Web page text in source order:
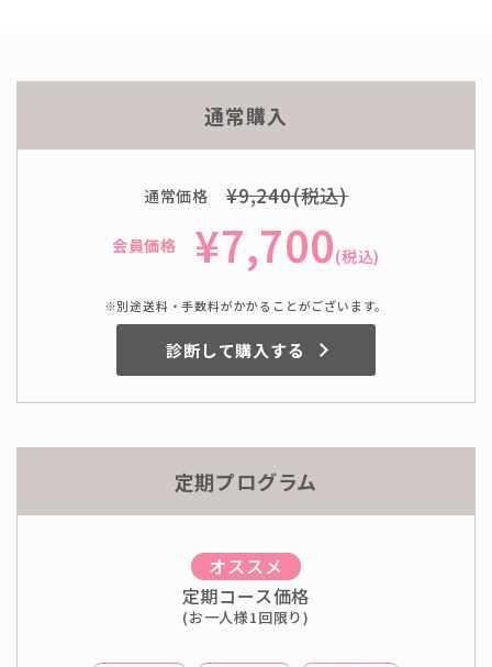
通常購入
通常価格 ¥9,240(税込)
会員価格 ¥7,700(税込)
※別途送料・手数料がかかることがございます。
診断して購入する
定期プログラム
オススメ
定期コース価格
(お一人様1回限り)